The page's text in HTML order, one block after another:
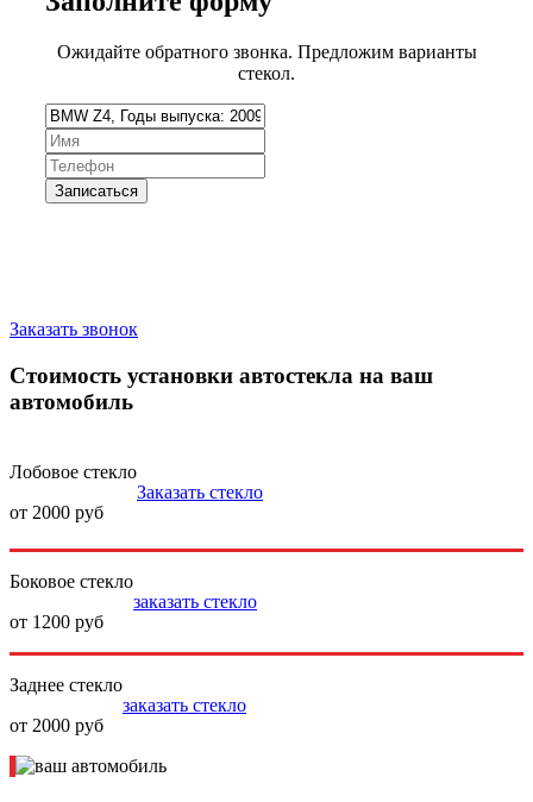
Ожидайте обратного звонка. Предложим варианты
стекол.
Заказать звонок
Стоимость установки автостекла на ваш
автомобиль
Лобовое стекло
от 2000 руб
Заказать стекло
Боковое стекло
от 1200 руб
заказать стекло
Заднее стекло
от 2000 руб
заказать стекло